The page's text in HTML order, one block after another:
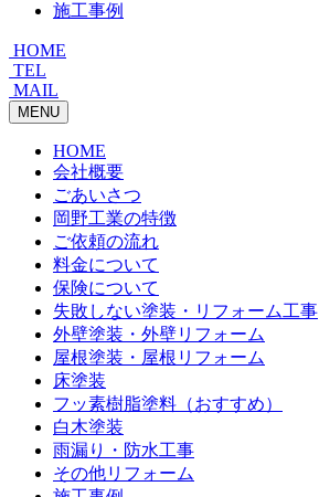
施工事例
HOME
TEL
MAIL
MENU
HOME
会社概要
ごあいさつ
岡野工業の特徴
ご依頼の流れ
料金について
保険について
失敗しない塗装・リフォーム工事
外壁塗装・外壁リフォーム
屋根塗装・屋根リフォーム
床塗装
フッ素樹脂塗料（おすすめ）
白木塗装
雨漏り・防水工事
その他リフォーム